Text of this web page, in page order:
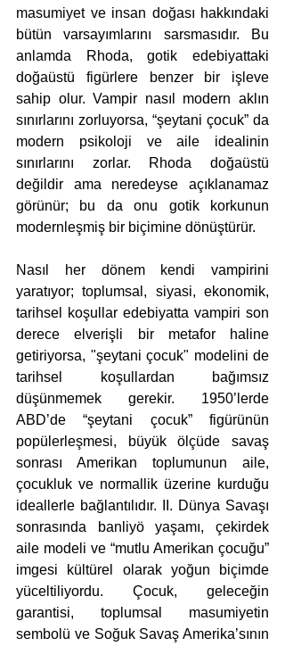
masumiyet ve insan doğası hakkındaki
bütün varsayımlarını sarsmasıdır. Bu
anlamda Rhoda, gotik edebiyattaki
doğaüstü figürlere benzer bir işleve
sahip olur. Vampir nasıl modern aklın
sınırlarını zorluyorsa, “şeytani çocuk” da
modern psikoloji ve aile idealinin
sınırlarını zorlar. Rhoda doğaüstü
değildir ama neredeyse açıklanamaz
görünür; bu da onu gotik korkunun
modernleşmiş bir biçimine dönüştürür.
Nasıl her dönem kendi vampirini
yaratıyor; toplumsal, siyasi, ekonomik,
tarihsel koşullar edebiyatta vampiri son
derece elverişli bir metafor haline
getiriyorsa, "şeytani çocuk" modelini de
tarihsel koşullardan bağımsız
düşünmemek gerekir. 1950’lerde
ABD’de “şeytani çocuk” figürünün
popülerleşmesi, büyük ölçüde savaş
sonrası Amerikan toplumunun aile,
çocukluk ve normallik üzerine kurduğu
ideallerle bağlantılıdır. II. Dünya Savaşı
sonrasında banliyö yaşamı, çekirdek
aile modeli ve “mutlu Amerikan çocuğu”
imgesi kültürel olarak yoğun biçimde
yüceltiliyordu. Çocuk, geleceğin
garantisi, toplumsal masumiyetin
sembolü ve Soğuk Savaş Amerika’sının